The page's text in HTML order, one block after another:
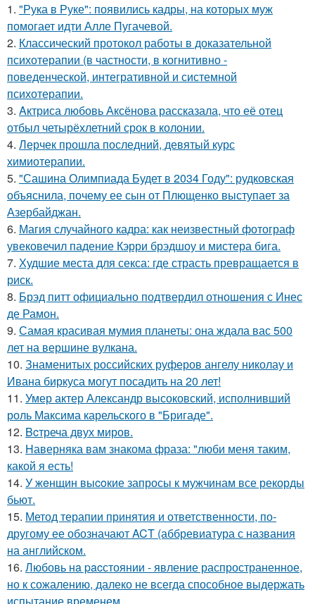
1. "Рука в Руке": появились кадры, на которых муж
помогает идти Алле Пугачевой.
2. Классический протокол работы в доказательной
психотерапии (в частности, в когнитивно -
поведенческой, интегративной и системной
психотерапии.
3. Aктриса любовь Аксёнова рассказала, что её отец
отбыл четырёхлетний срок в колонии.
4. Лерчек прошла последний, девятый курс
химиотерапии.
5. "Сашина Олимпиада Будет в 2034 Году": рудковская
объяснила, почему ее сын от Плющенко выступает за
Азербайджан.
6. Магия случайного кадра: как неизвестный фотограф
увековечил падение Кэрри брэдшоу и мистера бига.
7. Худшие места для секса: где страсть превращается в
риск.
8. Брэд питт официально подтвердил отношения с Инес
де Рамон.
9. Самая красивая мумия планеты: она ждала вас 500
лет на вершине вулкана.
10. Знаменитых российских руферов ангелу николау и
Ивана биркуса могут посадить на 20 лет!
11. Умер актер Александр высоковский, исполнивший
роль Максима карельского в "Бригаде".
12. Bcтреча двух миров.
13. Hаверняка вам знакома фраза: "люби меня таким,
какой я есть!
14. У жeнщин выcoкие запросы к мужчинам все рекорды
бьют.
15. Метод терапии принятия и ответственности, по-
другому ее обозначают ACT (аббревиатура с названия
на английском.
16. Любовь нa pacстоянии - явление распространенное,
но к сожалению, далеко не всегда способное выдержать